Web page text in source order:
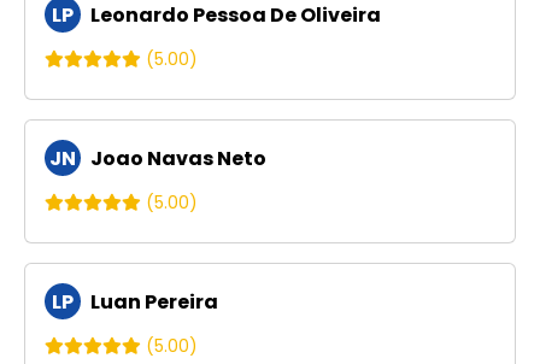
LP Leonardo Pessoa De Oliveira
(5.00)
JN Joao Navas Neto
(5.00)
LP Luan Pereira
(5.00)